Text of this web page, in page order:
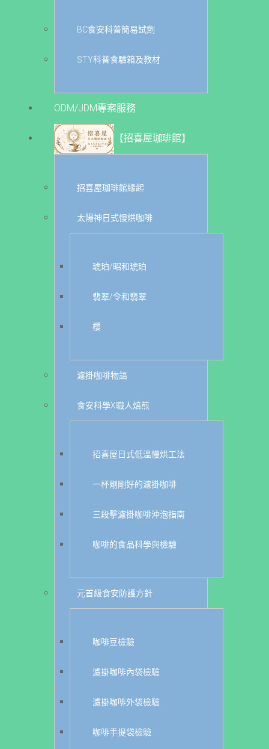
BC食安科普簡易試劑
STY科普食驗箱及教材
ODM/JDM專案服務
【招喜屋珈琲館】
招喜屋珈琲館緣起
太陽神日式慢烘咖啡
琥珀/昭和琥珀
翡翠/令和翡翠
櫻
濾掛咖啡物語
食安科學X職人焙煎
招喜屋日式低溫慢烘工法
一杯剛剛好的濾掛咖啡
三段擊濾掛咖啡沖泡指南
咖啡的食品科學與檢驗
元首級食安防護方針
咖啡豆檢驗
濾掛咖啡內袋檢驗
濾掛咖啡外袋檢驗
咖啡手提袋檢驗